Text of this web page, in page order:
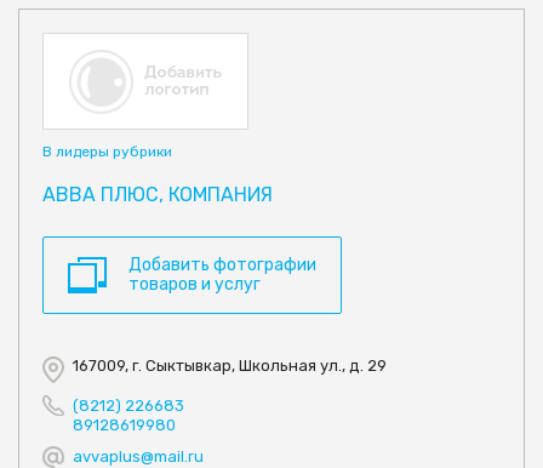
В лидеры рубрики
АВВА ПЛЮС, КОМПАНИЯ
Добавить фотографии
товаров и услуг
167009, г. Сыктывкар, Школьная ул., д. 29
(8212) 226683
89128619980
avvaplus@mail.ru